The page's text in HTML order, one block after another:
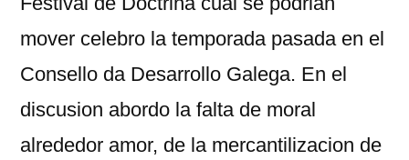
mover celebro la temporada pasada en el
Consello da Desarrollo Galega. En el
discusion abordo la falta de moral
alrededor amor, de la mercantilizacion de